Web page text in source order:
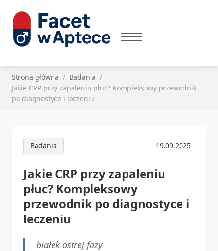
Strona główna
Badania
Jakie CRP przy zapaleniu płuc? Kompleksowy przewodnik
po diagnostyce i leczeniu
Badania 19.09.2025
Jakie CRP przy zapaleniu
płuc? Kompleksowy
przewodnik po diagnostyce i
leczeniu
białek ostrej fazy